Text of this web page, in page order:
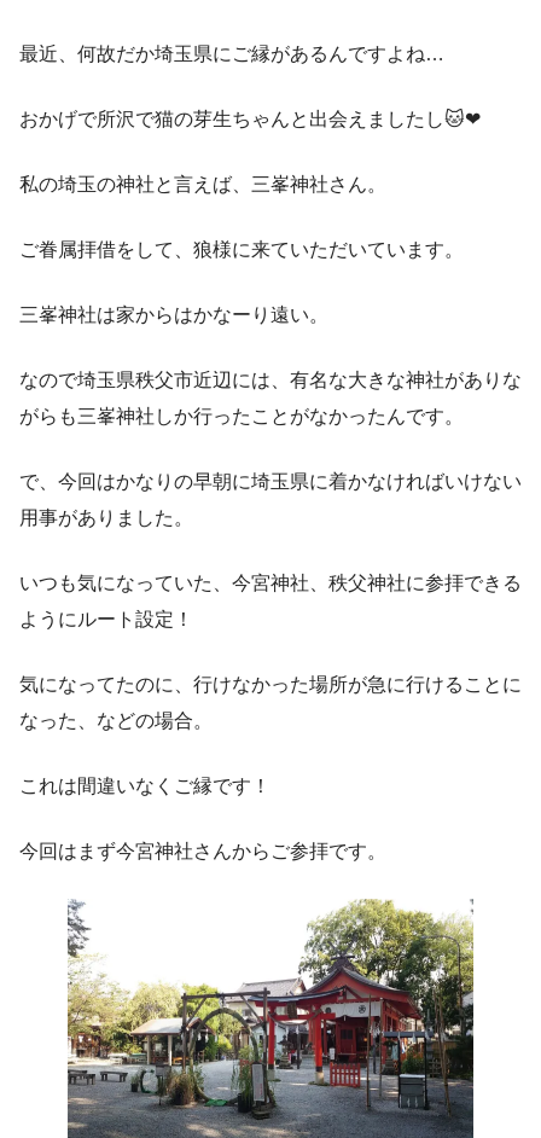
最近、何故だか埼玉県にご縁があるんですよね…
おかげで所沢で猫の芽生ちゃんと出会えましたし🐱❤
私の埼玉の神社と言えば、三峯神社さん。
ご眷属拝借をして、狼様に来ていただいています。
三峯神社は家からはかなーり遠い。
なので埼玉県秩父市近辺には、有名な大きな神社がありな
がらも三峯神社しか行ったことがなかったんです。
で、今回はかなりの早朝に埼玉県に着かなければいけない
用事がありました。
いつも気になっていた、今宮神社、秩父神社に参拝できる
ようにルート設定！
気になってたのに、行けなかった場所が急に行けることに
なった、などの場合。
これは間違いなくご縁です！
今回はまず今宮神社さんからご参拝です。